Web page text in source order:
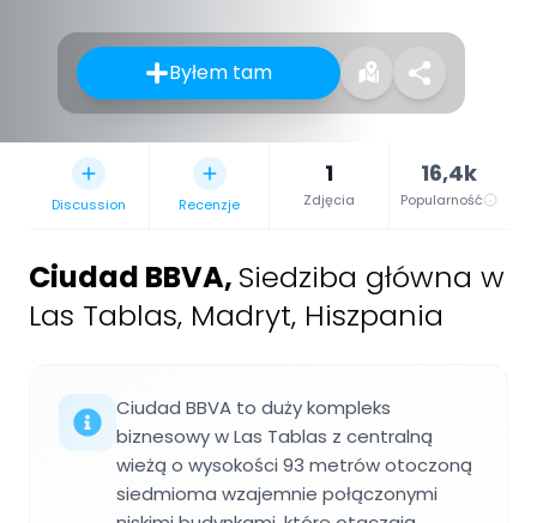
Byłem tam
Discussion Recenzje
1
Zdjęcia
16,4k
Popularność
Ciudad BBVA, Siedziba główna w
Las Tablas, Madryt, Hiszpania
Ciudad BBVA to duży kompleks
biznesowy w Las Tablas z centralną
wieżą o wysokości 93 metrów otoczoną
siedmioma wzajemnie połączonymi